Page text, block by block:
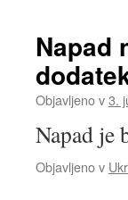
Napad
Objavljeno v3.
Napad je
Objavljeno v